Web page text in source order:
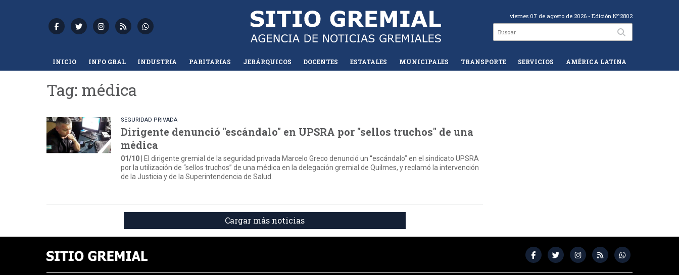
viernes 07 de agosto de 2026 - Edición Nº2802
INICIO INFO GRAL INDUSTRIA PARITARIAS JERÁRQUICOS DOCENTES ESTATALES MUNICIPALES TRANSPORTE SERVICIOS AMÉRICA LATINA
Tag: médica
SEGURIDAD PRIVADA
Dirigente denunció "escándalo" en UPSRA por "sellos truchos" de una
médica
01/10 | El dirigente gremial de la seguridad privada Marcelo Greco denunció un “escándalo” en el sindicato UPSRA
por la utilización de “sellos truchos” de una médica en la delegación gremial de Quilmes, y reclamó la intervención
de la Justicia y de la Superintendencia de Salud.
Cargar más noticias